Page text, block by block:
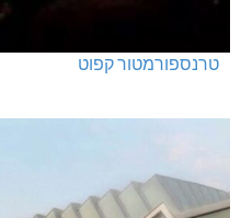
טרנספורמטור קפוט